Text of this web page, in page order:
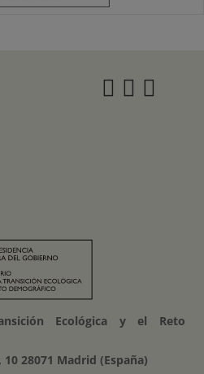
Ecológica y el Reto
10 28071 Madrid (España)